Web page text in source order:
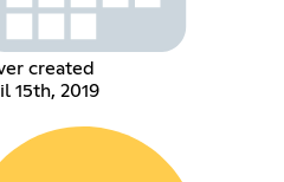
created
15th, 2019